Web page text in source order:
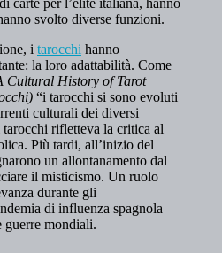
svolto diverse funzioni.
i tarocchi hanno
la loro adattabilità. Come
Cultural History of Tarot
“i tarocchi si sono evoluti
culturali dei diversi
rifletteva la critica al
Più tardi, all’inizio del
un allontanamento dal
il misticismo. Un ruolo
durante gli
di influenza spagnola
guerre mondiali.